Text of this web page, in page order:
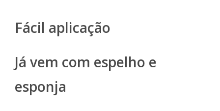
Fácil aplicação
Já vem com espelho e
esponja